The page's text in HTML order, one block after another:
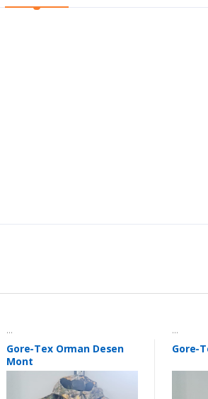
...
Gore-Tex Orman Desen
Mont
...
Gore-